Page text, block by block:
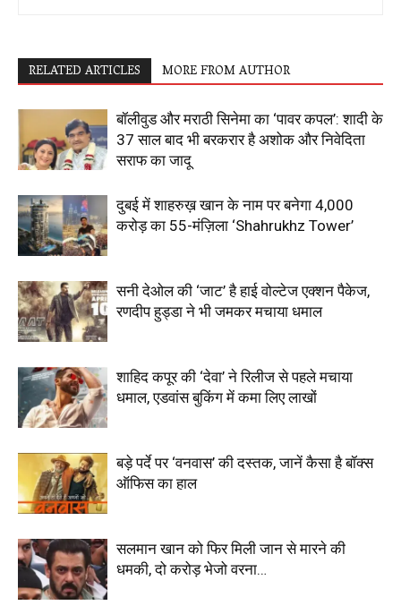
RELATED ARTICLES MORE FROM AUTHOR
बॉलीवुड और मराठी सिनेमा का ‘पावर कपल’: शादी के
37 साल बाद भी बरकरार है अशोक और निवेदिता
सराफ का जादू
दुबई में शाहरुख़ खान के नाम पर बनेगा ₹4,000
करोड़ का 55-मंज़िला ‘Shahrukhz Tower’
सनी देओल की ‘जाट’ है हाई वोल्टेज एक्शन पैकेज,
रणदीप हुड्डा ने भी जमकर मचाया धमाल
शाहिद कपूर की ‘देवा’ ने रिलीज से पहले मचाया
धमाल, एडवांस बुकिंग में कमा लिए लाखों
बड़े पर्दे पर ‘वनवास’ की दस्तक, जानें कैसा है बॉक्स
ऑफिस का हाल
सलमान खान को फिर मिली जान से मारने की
धमकी, दो करोड़ भेजो वरना…